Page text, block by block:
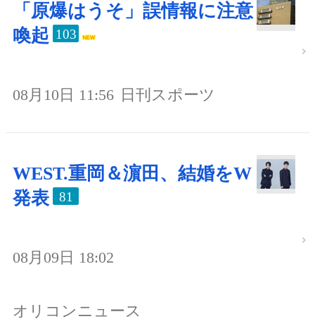
「原爆はうそ」誤情報に注意
喚起 103
08月10日 11:56 日刊スポーツ
WEST.重岡＆濵田、結婚をW
発表
81
08月09日 18:02
オリコンニュース